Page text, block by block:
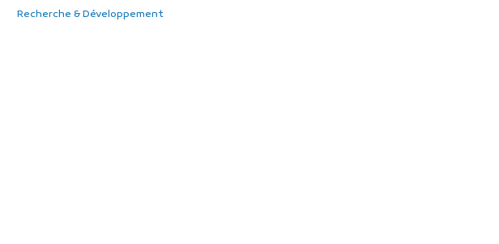
Recherche & Développement